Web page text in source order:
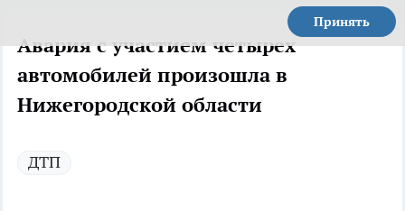
Принять
Авария с участием четырех
автомобилей произошла в
Нижегородской области
ДТП